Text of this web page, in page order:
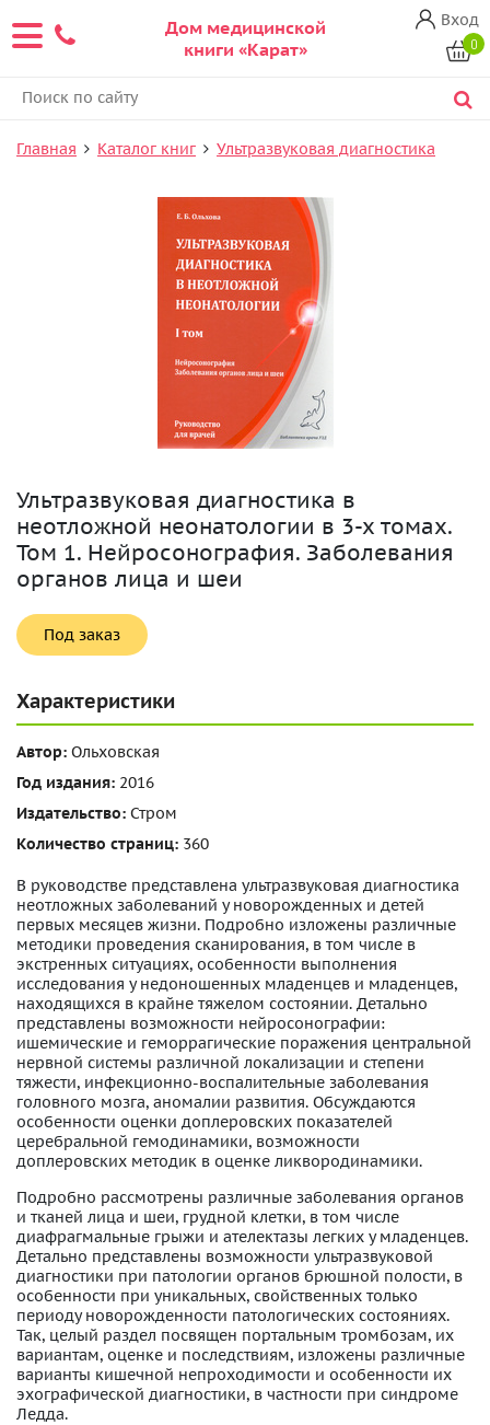
Дом медицинской
книги «Карат»
Вход
0
Главная Каталог книг Ультразвуковая диагностика
Ультразвуковая диагностика в
неотложной неонатологии в 3-х томах.
Том 1. Нейросонография. Заболевания
органов лица и шеи
Под заказ
Характеристики
Автор: Ольховская
Год издания: 2016
Издательство: Стром
Количество страниц: 360
В руководстве представлена ультразвуковая диагностика
неотложных заболеваний у новорожденных и детей
первых месяцев жизни. Подробно изложены различные
методики проведения сканирования, в том числе в
экстренных ситуациях, особенности выполнения
исследования у недоношенных младенцев и младенцев,
находящихся в крайне тяжелом состоянии. Детально
представлены возможности нейросонографии:
ишемические и геморрагические поражения центральной
нервной системы различной локализации и степени
тяжести, инфекционно-воспалительные заболевания
головного мозга, аномалии развития. Обсуждаются
особенности оценки доплеровских показателей
церебральной гемодинамики, возможности
доплеровских методик в оценке ликвородинамики.
Подробно рассмотрены различные заболевания органов
и тканей лица и шеи, грудной клетки, в том числе
диафрагмальные грыжи и ателектазы легких у младенцев.
Детально представлены возможности ультразвуковой
диагностики при патологии органов брюшной полости, в
особенности при уникальных, свойственных только
периоду новорожденности патологических состояниях.
Так, целый раздел посвящен портальным тромбозам, их
вариантам, оценке и последствиям, изложены различные
варианты кишечной непроходимости и особенности их
эхографической диагностики, в частности при синдроме
Ледда.